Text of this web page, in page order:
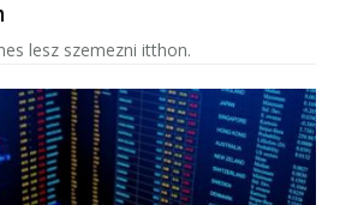
lesz szemezni itthon.